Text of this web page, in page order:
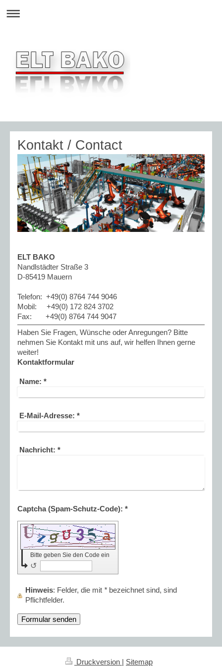
Kontakt / Contact
ELT BAKO
Nandlstädter Straße 3
D-85419 Mauern
Telefon: +49(0) 8764 744 9046
Mobil: +49(0) 172 824 3702
Fax: +49(0) 8764 744 9047
Haben Sie Fragen, Wünsche oder Anregungen? Bitte
nehmen Sie Kontakt mit uns auf, wir helfen Ihnen gerne
weiter!
Kontaktformular
Name: *
E-Mail-Adresse: *
Nachricht: *
Captcha (Spam-Schutz-Code): *
Bitte geben Sie den Code ein
↺
Hinweis : Felder, die mit * bezeichnet sind, sind
Pflichtfelder.
Druckversion | Sitemap